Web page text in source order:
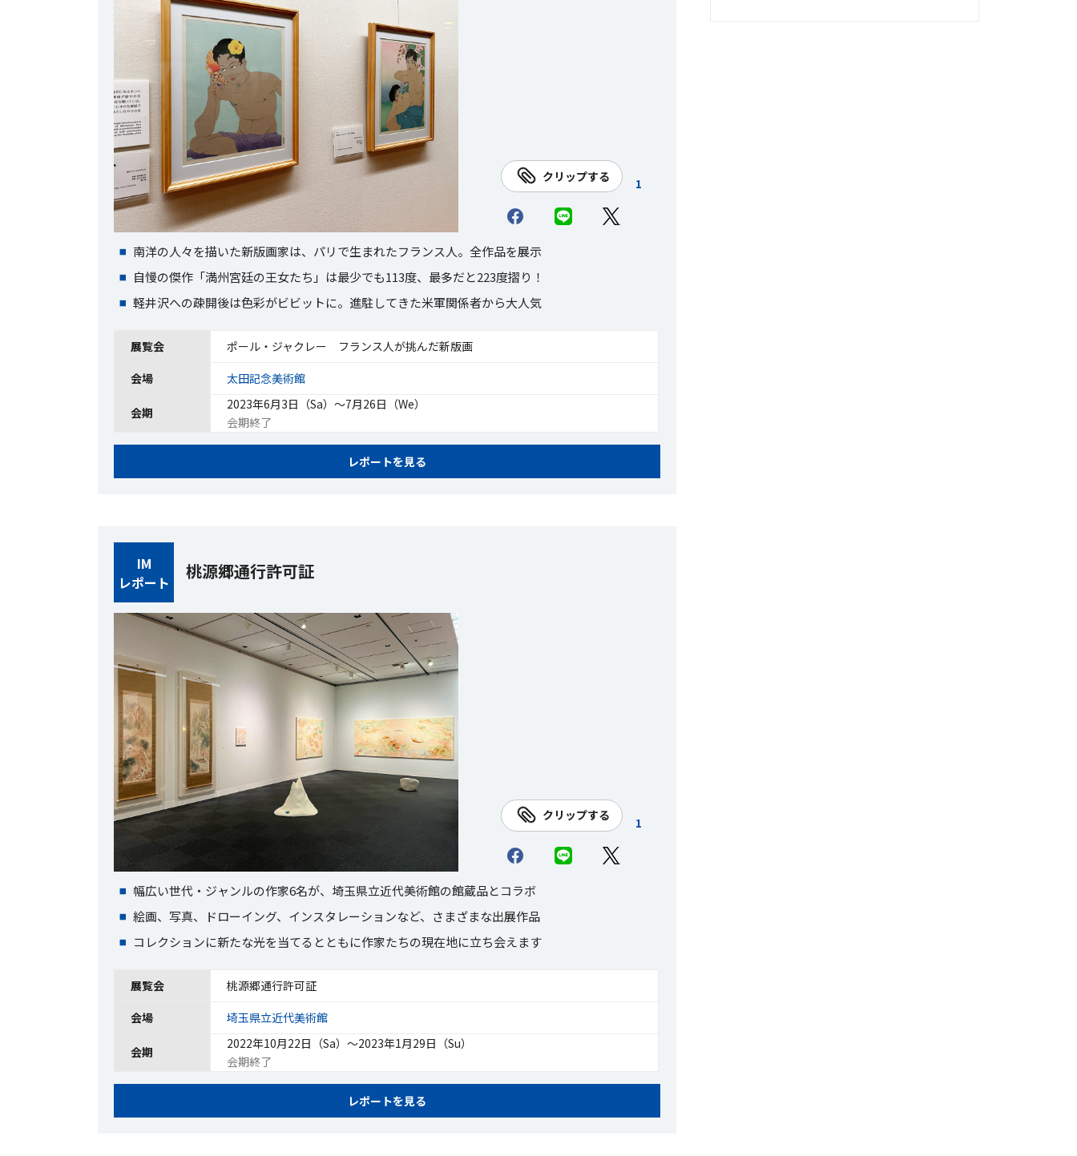
クリップする 1
南洋の人々を描いた新版画家は、パリで生まれたフランス人。全作品を展示
自慢の傑作「満州宮廷の王女たち」は最少でも113度、最多だと223度摺り！
軽井沢への疎開後は色彩がビビットに。進駐してきた米軍関係者から大人気
展覧会
ポール・ジャクレー フランス人が挑んだ新版画
会場
太田記念美術館
会期
2023年6月3日（Sa）〜7月26日（We）
会期終了
レポートを見る
IM
レポート
桃源郷通行許可証
クリップする 1
幅広い世代・ジャンルの作家6名が、埼玉県立近代美術館の館蔵品とコラボ
絵画、写真、ドローイング、インスタレーションなど、さまざまな出展作品
コレクションに新たな光を当てるとともに作家たちの現在地に立ち会えます
展覧会
桃源郷通行許可証
会場
埼玉県立近代美術館
会期
2022年10月22日（Sa）〜2023年1月29日（Su）
会期終了
レポートを見る